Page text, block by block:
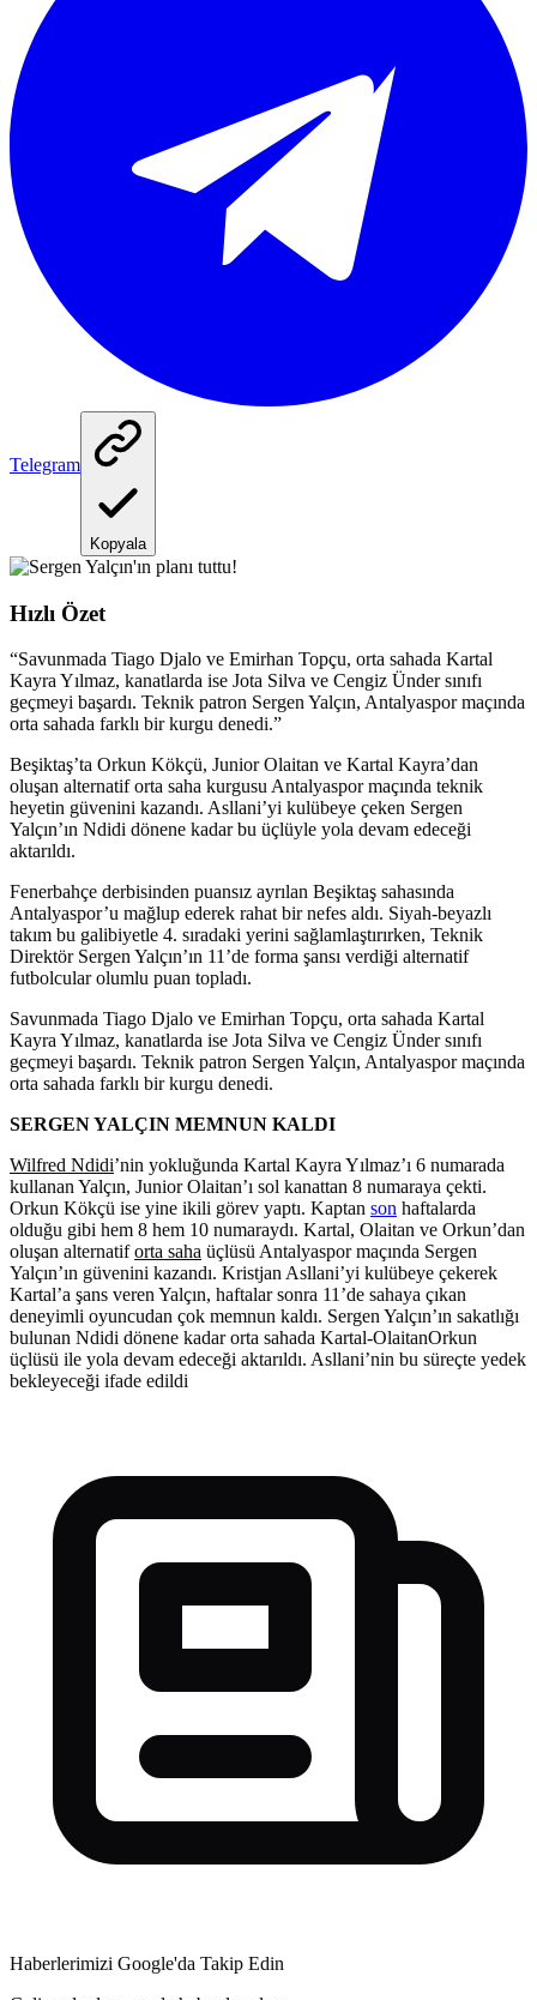
Telegram
Kopyala
Hızlı Özet
“Savunmada Tiago Djalo ve Emirhan Topçu, orta sahada Kartal
Kayra Yılmaz, kanatlarda ise Jota Silva ve Cengiz Ünder sınıfı
geçmeyi başardı. Teknik patron Sergen Yalçın, Antalyaspor maçında
orta sahada farklı bir kurgu denedi.”
Beşiktaş’ta Orkun Kökçü, Junior Olaitan ve Kartal Kayra’dan
oluşan alternatif orta saha kurgusu Antalyaspor maçında teknik
heyetin güvenini kazandı. Asllani’yi kulübeye çeken Sergen
Yalçın’ın Ndidi dönene kadar bu üçlüyle yola devam edeceği
aktarıldı.
Fenerbahçe derbisinden puansız ayrılan Beşiktaş sahasında
Antalyaspor’u mağlup ederek rahat bir nefes aldı. Siyah-beyazlı
takım bu galibiyetle 4. sıradaki yerini sağlamlaştırırken, Teknik
Direktör Sergen Yalçın’ın 11’de forma şansı verdiği alternatif
futbolcular olumlu puan topladı.
Savunmada Tiago Djalo ve Emirhan Topçu, orta sahada Kartal
Kayra Yılmaz, kanatlarda ise Jota Silva ve Cengiz Ünder sınıfı
geçmeyi başardı. Teknik patron Sergen Yalçın, Antalyaspor maçında
orta sahada farklı bir kurgu denedi.
SERGEN YALÇIN MEMNUN KALDI
Wilfred Ndidi’nin yokluğunda Kartal Kayra Yılmaz’ı 6 numarada
kullanan Yalçın, Junior Olaitan’ı sol kanattan 8 numaraya çekti.
Orkun Kökçü ise yine ikili görev yaptı. Kaptan son haftalarda
olduğu gibi hem 8 hem 10 numaraydı. Kartal, Olaitan ve Orkun’dan
oluşan alternatiforta saha üçlüsü Antalyaspor maçında Sergen
Yalçın’ın güvenini kazandı. Kristjan Asllani’yi kulübeye çekerek
Kartal’a şans veren Yalçın, haftalar sonra 11’de sahaya çıkan
deneyimli oyuncudan çok memnun kaldı. Sergen Yalçın’ın sakatlığı
bulunan Ndidi dönene kadar orta sahada Kartal-OlaitanOrkun
üçlüsü ile yola devam edeceği aktarıldı. Asllani’nin bu süreçte yedek
bekleyeceği ifade edildi
Haberlerimizi Google'da Takip Edin